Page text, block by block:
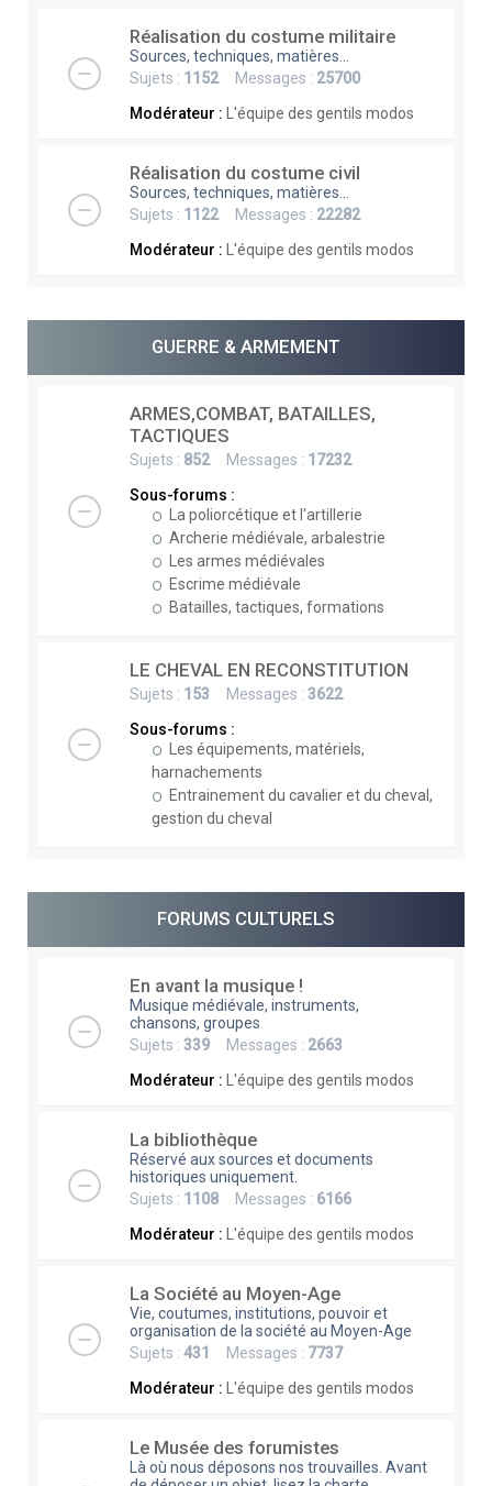
Réalisation du costume militaire
Sources, techniques, matières...
Sujets : 1152Messages : 25700
Modérateur :
L'équipe des gentils modos
Réalisation du costume civil
Sources, techniques, matières...
Sujets : 1122Messages : 22282
Modérateur :
L'équipe des gentils modos
GUERRE & ARMEMENT
ARMES,COMBAT, BATAILLES,
TACTIQUES
Sujets : 852Messages : 17232
Sous-forums :
La poliorcétique et l'artillerie
Archerie médiévale, arbalestrie
Les armes médiévales
Escrime médiévale
Batailles, tactiques, formations
LE CHEVAL EN RECONSTITUTION
Sujets : 153 Messages : 3622
Sous-forums :
Les équipements, matériels,
harnachements
Entrainement du cavalier et du cheval,
gestion du cheval
FORUMS CULTURELS
En avant la musique !
Musique médiévale, instruments,
chansons, groupes
Sujets : 339 Messages : 2663
Modérateur :
L'équipe des gentils modos
La bibliothèque
Réservé aux sources et documents
historiques uniquement.
Sujets : 1108 Messages : 6166
Modérateur :
L'équipe des gentils modos
La Société au Moyen-Age
Vie, coutumes, institutions, pouvoir et
organisation de la société au Moyen-Age
Sujets : 431 Messages : 7737
Modérateur :
L'équipe des gentils modos
Le Musée des forumistes
Là où nous déposons nos trouvailles. Avant